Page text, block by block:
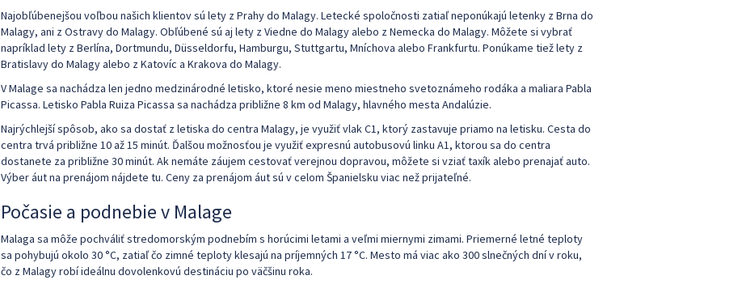
Najobľúbenejšou voľbou našich klientov sú lety z Prahy do Malagy. Letecké spoločnosti zatiaľ neponúkajú letenky z Brna do
Malagy, ani z Ostravy do Malagy. Obľúbené sú aj lety z Viedne do Malagy alebo z Nemecka do Malagy. Môžete si vybrať
napríklad lety z Berlína, Dortmundu, Düsseldorfu, Hamburgu, Stuttgartu, Mníchova alebo Frankfurtu. Ponúkame tiež lety z
Bratislavy do Malagy alebo z Katovíc a Krakova do Malagy.
V Malage sa nachádza len jedno medzinárodné letisko, ktoré nesie meno miestneho svetoznámeho rodáka a maliara Pabla
Picassa. Letisko Pabla Ruiza Picassa sa nachádza približne 8 km od Malagy, hlavného mesta Andalúzie.
Najrýchlejší spôsob, ako sa dostať z letiska do centra Malagy, je využiť vlak C1, ktorý zastavuje priamo na letisku. Cesta do
centra trvá približne 10 až 15 minút. Ďalšou možnosťou je využiť expresnú autobusovú linku A1, ktorou sa do centra
dostanete za približne 30 minút. Ak nemáte záujem cestovať verejnou dopravou, môžete si vziať taxík alebo prenajať auto.
Výber áut na prenájom nájdete tu. Ceny za prenájom áut sú v celom Španielsku viac než prijateľné.
Počasie a podnebie v Malage
Malaga sa môže pochváliť stredomorským podnebím s horúcimi letami a veľmi miernymi zimami. Priemerné letné teploty
sa pohybujú okolo 30 °C, zatiaľ čo zimné teploty klesajú na príjemných 17 °C. Mesto má viac ako 300 slnečných dní v roku,
čo z Malagy robí ideálnu dovolenkovú destináciu po väčšinu roka.